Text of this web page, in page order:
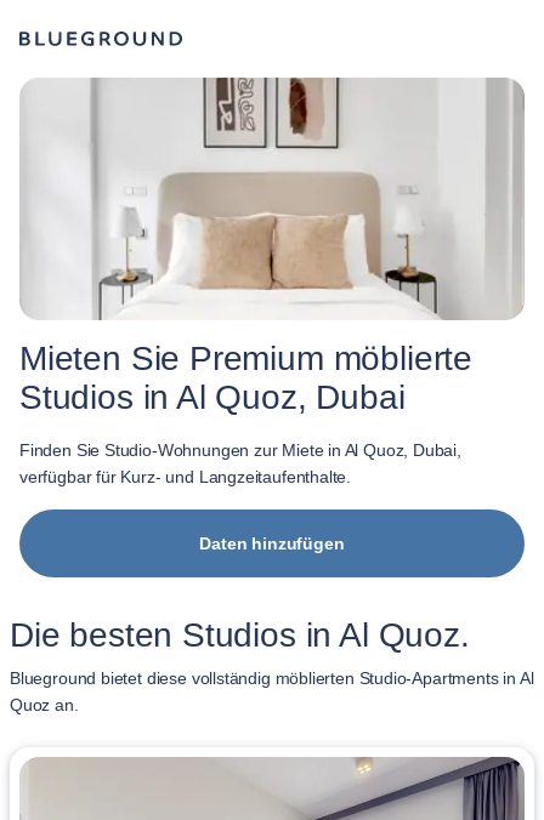
Mieten Sie Premium möblierte
Studios in Al Quoz, Dubai
Finden Sie Studio-Wohnungen zur Miete in Al Quoz, Dubai,
verfügbar für Kurz- und Langzeitaufenthalte.
Daten hinzufügen
Die besten Studios in Al Quoz.
Blueground bietet diese vollständig möblierten Studio-Apartments in Al
Quoz an.